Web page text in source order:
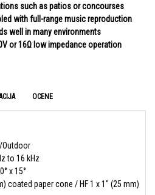
such as patios or concourses
with full-range music reproduction
well in many environments
or 16Ω low impedance operation
OCENE
Outdoor
to 16 kHz
x 15°
coated paper cone / HF 1 x 1" (25 mm)